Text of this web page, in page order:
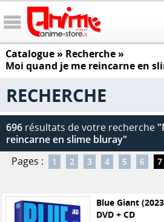
Catalogue» Recherche »
Moi quand je me reincarne en
RECHERCHE
696 résultats de votre recherche
reincarne en slime bluray"
Pages :
1 2 3 4 5 6 7
Blue Giant
DVD + CD